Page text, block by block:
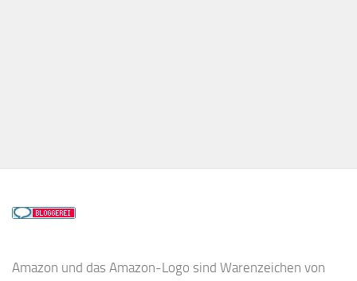
Amazon und das Amazon-Logo sind Warenzeichen von